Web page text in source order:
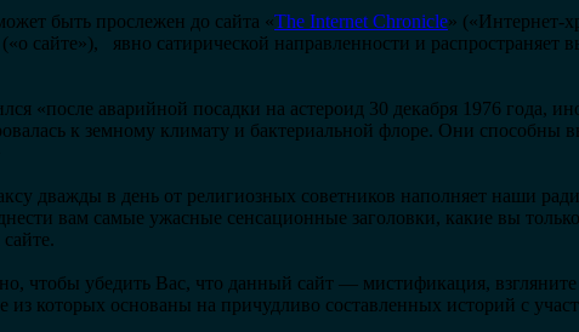
быть прослежен до сайта «The Internet Chronicle» («Интернет-
(«о сайте»), явно сатирической направленности и
«после аварийной посадки на астероид 30 декабря 1976 года,
к земному климату и бактериальной флоре. Они способны
дважды в день от религиозных советников наполняет наши
вам самые ужасные сенсационные заголовки, какие вы
чтобы убедить Вас, что данный сайт — мистификация, взгляните
из которых основаны на причудливо составленных историй с